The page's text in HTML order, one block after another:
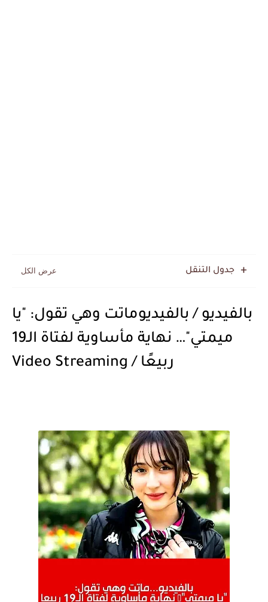
جدول التنقل
بالفيديو / بالفيديوماتت وهي تقول: "يا
ميمتي"… نهاية مأساوية لفتاة الـ19
ربيعًا / Video Streaming